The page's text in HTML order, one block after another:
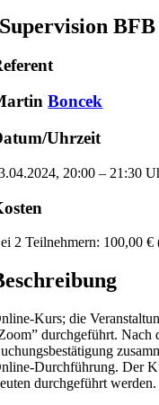
Supervision BFB
Boncek
Uhrzeit
20:00 – 21:30
2 Teilnehmern: 100,00
Kurs; die
durchgeführt. Nach
Durchführung. Der
durchgeführt werden.